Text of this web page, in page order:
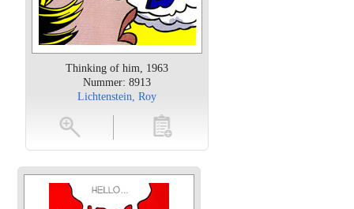
Thinking of him, 1963
Nummer: 8913
Lichtenstein, Roy
toevoegen